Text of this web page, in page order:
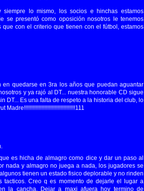
lo mismo, los socios e hinchas estamos
se presentó como oposición nosotros le tenemos
con el criterio que tienen con el fútbol, estamos
en quedarse en 3ra los años que puedan aguantar
y ya rajó al DT... nuestra honorable CD sigue
DT... Es una falta de respeto a la historia del club, lo
es hicha de almagro como dice y dar un paso al
nada y almagro no juega a nada, los jugadores se
tienen un estado fisico deplorable y no rinden
Creo q es momento de dejarle el lugar a
la cancha. Dejar a maxi afuera hoy termino de